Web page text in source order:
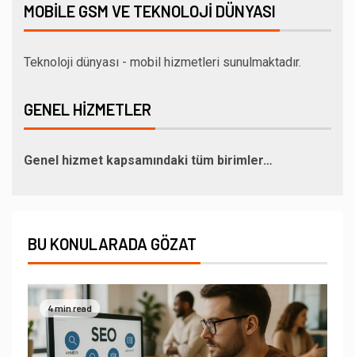
MOBILE GSM VE TEKNOLOJI DÜNYASI
Teknoloji dünyası - mobil hizmetleri sunulmaktadır.
GENEL HIZMETLER
Genel hizmet kapsamındaki tüm birimler…
BU KONULARADA GÖZAT
4 min read